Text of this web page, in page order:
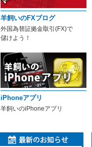
羊飼いのFXブログ
外国為替証拠金取引(FX)で
儲けよう！
iPhoneアプリ
羊飼いのiPhoneアプリ